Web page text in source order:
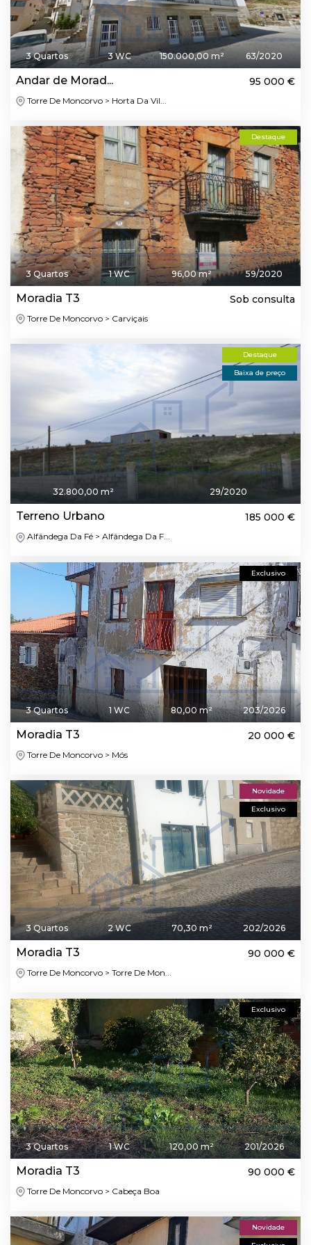
3 Quartos 3 WC 150.000,00 m² 63/2020
Andar de Morad... 95 000 €
Torre De Moncorvo > Horta Da Vil...
Destaque
3 Quartos 1 WC 96,00 m² 59/2020
Moradia T3 Sob consulta
Torre De Moncorvo > Carviçais
Destaque
Baixa de preço
32.800,00 m² 29/2020
Terreno Urbano 185 000 €
Alfândega Da Fé > Alfândega Da F...
Exclusivo
3 Quartos 1 WC 80,00 m² 203/2026
Moradia T3 20 000 €
Torre De Moncorvo > Mós
Novidade
Exclusivo
3 Quartos 2 WC 70,30 m² 202/2026
Moradia T3 90 000 €
Torre De Moncorvo > Torre De Mon...
Exclusivo
3 Quartos 1 WC 120,00 m² 201/2026
Moradia T3 90 000 €
Torre De Moncorvo > Cabeça Boa
Novidade